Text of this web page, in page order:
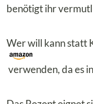
benötigt ihr
Wer will kann statt
verwenden, da es